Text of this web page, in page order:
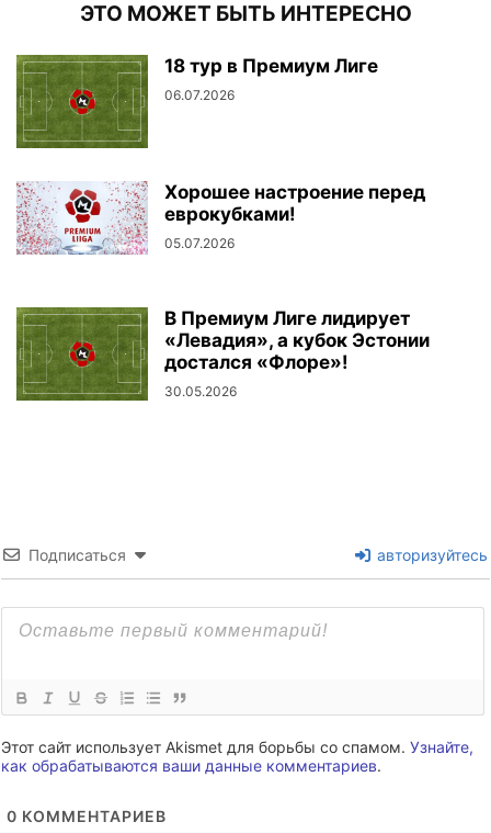
ЭТО МОЖЕТ БЫТЬ ИНТЕРЕСНО
18 тур в Премиум Лиге
06.07.2026
Хорошее настроение перед
еврокубками!
05.07.2026
В Премиум Лиге лидирует
«Левадия», а кубок Эстонии
достался «Флоре»!
30.05.2026
Подписаться авторизуйтесь
Этот сайт использует Akismet для борьбы со спамом. Узнайте,
как обрабатываются ваши данные комментариев.
0 КОММЕНТАРИЕВ